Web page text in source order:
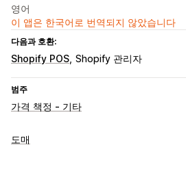
영어
이 앱은 한국어로 번역되지 않았습니다
다음과 호환:
Shopify POS Shopify 관리자
범주
가격 책정 - 기타
도매